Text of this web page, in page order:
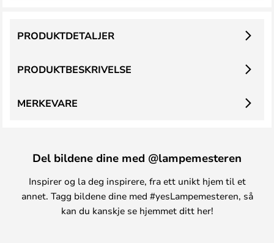
PRODUKTBESKRIVELSE
PRODUKTDETALJER
MERKEVARE
Del bildene dine med @lampemesteren
Inspirer og la deg inspirere, fra ett unikt hjem til et
annet. Tagg bildene dine med #yesLampemesteren, så
kan du kanskje se hjemmet ditt her!